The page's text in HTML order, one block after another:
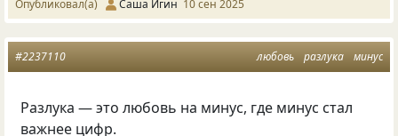
Опубликовал(а) Саша Игин 10 сен 2025
любовь разлука минус
#2237110
Разлука — это любовь на минус, где минус стал
важнее цифр.